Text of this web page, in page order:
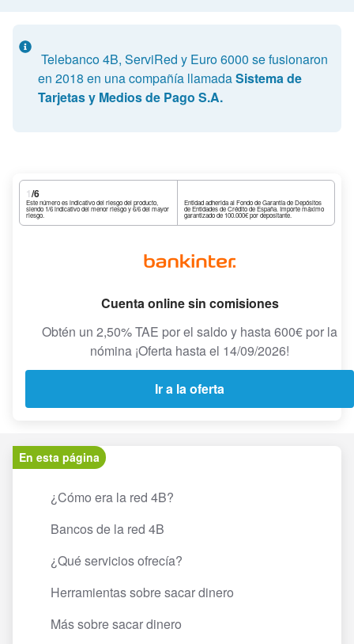
Telebanco 4B, ServiRed y Euro 6000 se fusionaron
en 2018 en una compañía llamadaSistema de
Tarjetas y Medios de Pago S.A.
1/6
Este número es indicativo del riesgo del producto,
siendo 1/6 indicativo del menor riesgo y 6/6 del mayor
riesgo.
Entidad adherida al Fondo de Garantía de Depósitos
de Entidades de Crédito de España. Importe máximo
garantizado de 100.000€ por depositante.
Cuenta online sin comisiones
Obtén un 2,50% TAE por el saldo y hasta 600€ por la
nómina ¡Oferta hasta el 14/09/2026!
Ir a la oferta
En esta página
¿Cómo era la red 4B?
Bancos de la red 4B
¿Qué servicios ofrecía?
Herramientas sobre sacar dinero
Más sobre sacar dinero